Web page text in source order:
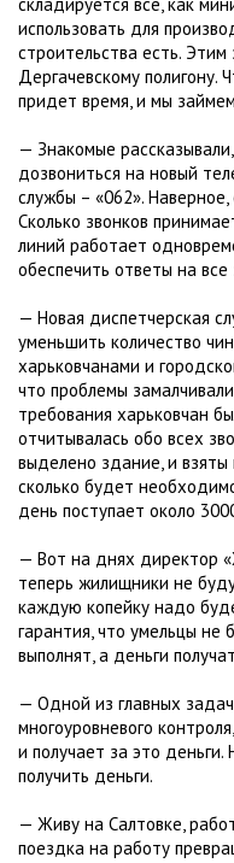
использовать для
строительства есть.
Дергачевскому полигону.
придет время, и мы
— Знакомые
дозвониться на новый
службы – «062».
Сколько звонков
линий работает
обеспечить ответы на все
— Новая диспетчерская
уменьшить количество
харьковчанами и
что проблемы
требования харьковчан
отчитывалась обо всех
выделено здание, и взяты
сколько будет
день поступает около
— Вот на днях директор
теперь жилищники не
каждую копейку надо
гарантия, что умельцы не
выполнят, а деньги
— Одной из главных
многоуровневого
и получает за это
получить деньги.
— Живу на Салтовке,
поездка на работу